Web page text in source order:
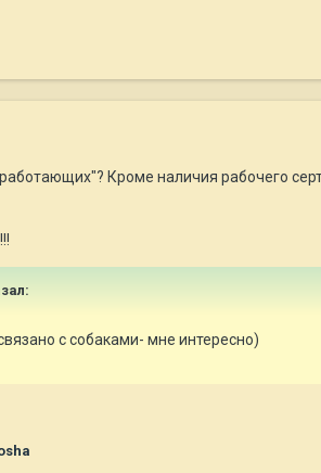
Кроме наличия рабочего
с собаками- мне интересно)